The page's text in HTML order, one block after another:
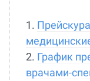
1.
2. График
врачами-